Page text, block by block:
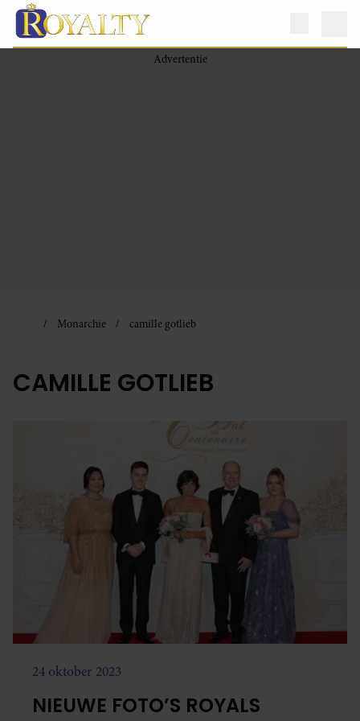
Monarchie camille gotlieb
CAMILLE GOTLIEB
24 oktober 2023
NIEUWE FOTO’S ROYALS